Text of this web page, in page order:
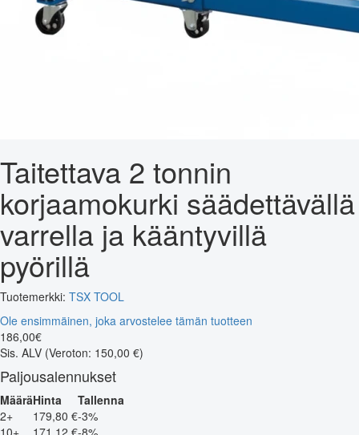
Taitettava 2 tonnin
korjaamokurki säädettävällä
varrella ja kääntyvillä
pyörillä
Tuotemerkki: TSX TOOL
Ole ensimmäinen, joka arvostelee tämän tuotteen
186,00€
Sis. ALV (Veroton: 150,00 €)
Paljousalennukset
MääräHinta
Tallenna
2+
179,80 €-3%
10+
171,12 €-8%